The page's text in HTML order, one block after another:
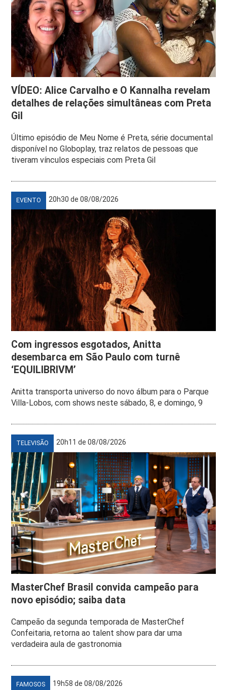
VÍDEO: Alice Carvalho e O Kannalha revelam
detalhes de relações simultâneas com Preta
Gil
Último episódio de Meu Nome é Preta, série documental
disponível no Globoplay, traz relatos de pessoas que
tiveram vínculos especiais com Preta Gil
EVENTO 20h30 de 08/08/2026
Com ingressos esgotados, Anitta
desembarca em São Paulo com turnê
‘EQUILIBRIVM’
Anitta transporta universo do novo álbum para o Parque
Villa-Lobos, com shows neste sábado, 8, e domingo, 9
TELEVISÃO 20h11 de 08/08/2026
MasterChef Brasil convida campeão para
novo episódio; saiba data
Campeão da segunda temporada de MasterChef
Confeitaria, retorna ao talent show para dar uma
verdadeira aula de gastronomia
FAMOSOS 19h58 de 08/08/2026